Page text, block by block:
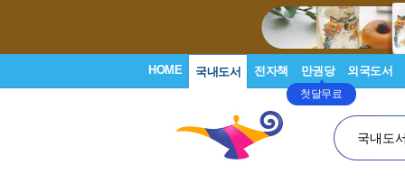
HOME 국내도서 전자책 만권당
첫달무료
외국도서
국내도